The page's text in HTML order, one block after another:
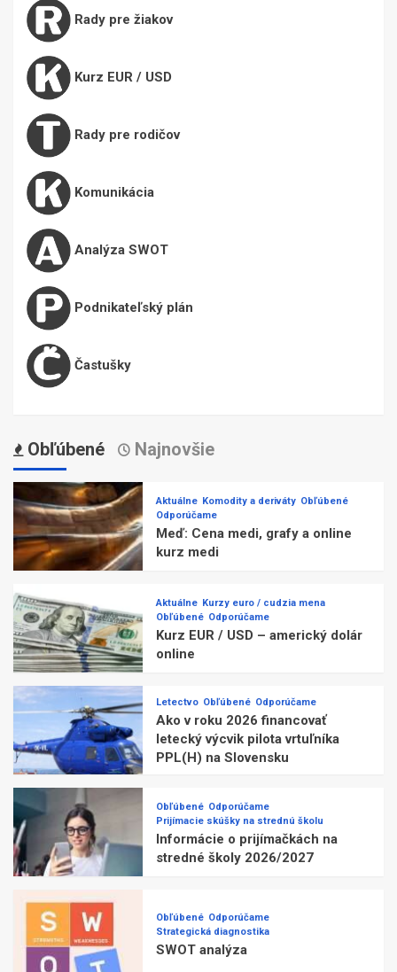
Rady pre žiakov
Kurz EUR / USD
Rady pre rodičov
Komunikácia
Analýza SWOT
Podnikateľský plán
Častušky
Obľúbené Najnovšie
Aktuálne Komodity a deriváty Obľúbené
Odporúčame
Meď: Cena medi, grafy a online
kurz medi
Aktuálne Kurzy euro / cudzia mena
Obľúbené Odporúčame
Kurz EUR / USD – americký dolár
online
Letectvo Obľúbené Odporúčame
Ako v roku 2026 financovať
letecký výcvik pilota vrtuľníka
PPL(H) na Slovensku
Obľúbené Odporúčame
Prijímacie skúšky na strednú školu
Informácie o prijímačkách na
stredné školy 2026/2027
Obľúbené Odporúčame
Strategická diagnostika
SWOT analýza